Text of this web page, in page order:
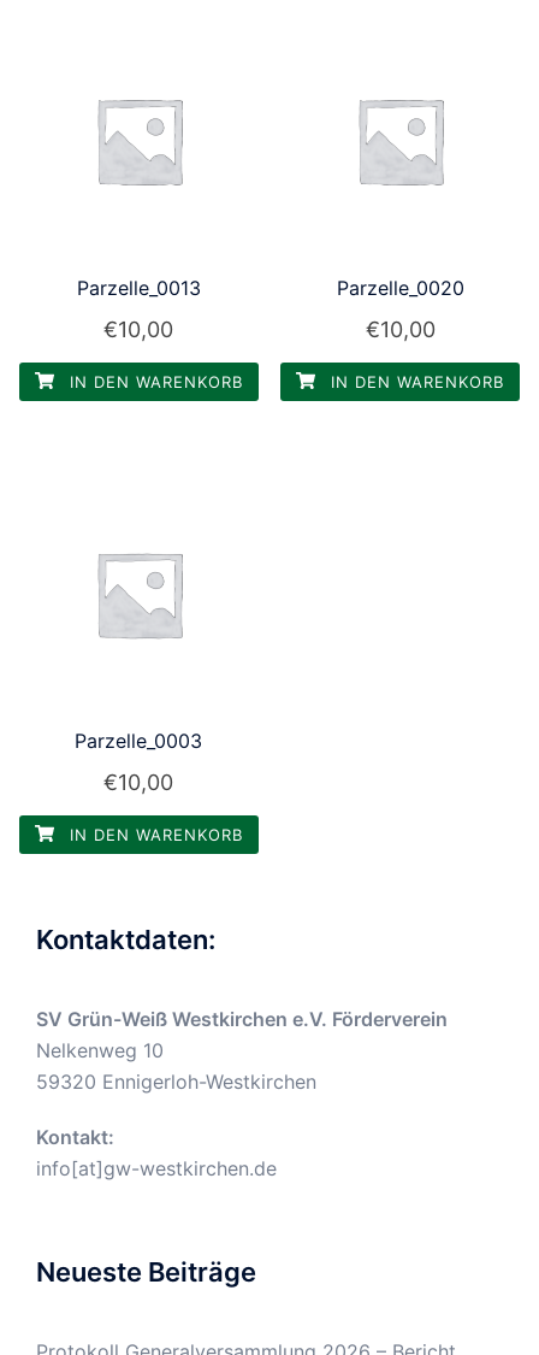
Parzelle_0013
€10,00
IN DEN WARENKORB
Parzelle_0020
€10,00
IN DEN WARENKORB
Parzelle_0003
€10,00
IN DEN WARENKORB
Kontaktdaten:
SV Grün-Weiß Westkirchen e.V. Förderverein
Nelkenweg 10
59320 Ennigerloh-Westkirchen
Kontakt:
info[at]gw-westkirchen.de
Neueste Beiträge